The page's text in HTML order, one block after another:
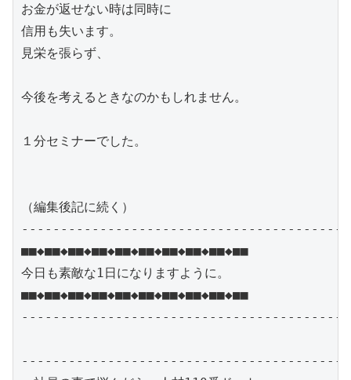
お金が返せない時は同時に
信用も失います。
見栄を張らず、
今後を考えるときなのかもしれません。
１分セミナーでした。
（編集後記に続く）
■■◆■■◆■■◆■■◆■■◆■■◆■■◆■■◆■■◆■■
今日も素敵な1日になりますように。
■■◆■■◆■■◆■■◆■■◆■■◆■■◆■■◆■■◆■■